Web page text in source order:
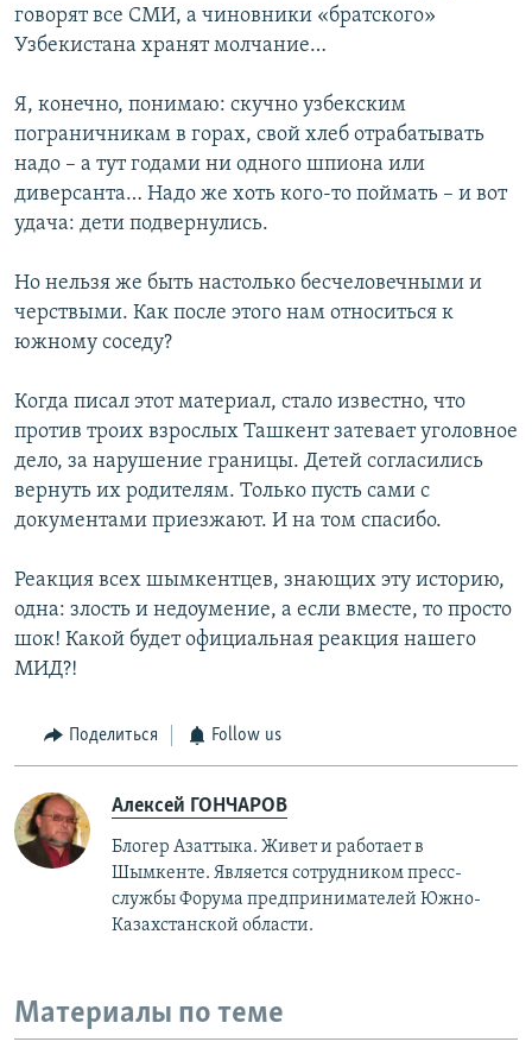
говорят все СМИ, а чиновники «братского»
Узбекистана хранят молчание…
Я, конечно, понимаю: скучно узбекским
пограничникам в горах, свой хлеб отрабатывать
надо – а тут годами ни одного шпиона или
диверсанта… Надо же хоть кого-то поймать – и вот
удача: дети подвернулись.
Но нельзя же быть настолько бесчеловечными и
черствыми. Как после этого нам относиться к
южному соседу?
Когда писал этот материал, стало известно, что
против троих взрослых Ташкент затевает уголовное
дело, за нарушение границы. Детей согласились
вернуть их родителям. Только пусть сами с
документами приезжают. И на том спасибо.
Реакция всех шымкентцев, знающих эту историю,
одна: злость и недоумение, а если вместе, то просто
шок! Какой будет официальная реакция нашего
МИД?!
Поделиться Follow us
Алексей ГОНЧАРОВ
Блогер Азаттыка. Живет и работает в
Шымкенте. Является сотрудником пресс-
службы Форума предпринимателей Южно-
Казахстанской области.
Материалы по теме